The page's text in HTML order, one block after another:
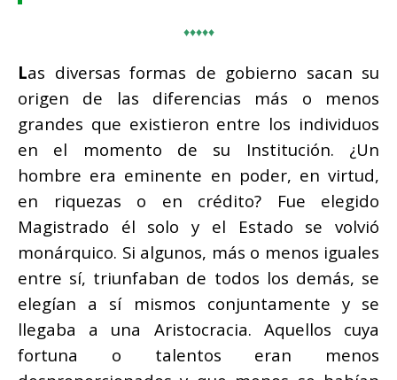
♦♦♦♦♦
Las diversas formas de gobierno sacan su
origen de las diferencias más o menos
grandes que existieron entre los individuos
en el momento de su Institución. ¿Un
hombre era eminente en poder, en virtud,
en riquezas o en crédito? Fue elegido
Magistrado él solo y el Estado se volvió
monárquico. Si algunos, más o menos iguales
entre sí, triunfaban de todos los demás, se
elegían a sí mismos conjuntamente y se
llegaba a una Aristocracia. Aquellos cuya
fortuna o talentos eran menos